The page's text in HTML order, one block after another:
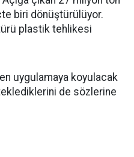
biri dönüştürülüyor.
plastik tehlikesi
uygulamaya koyulacak
de sözlerine